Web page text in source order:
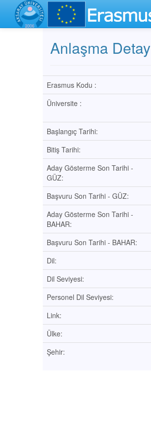
Anlaşma Detay
Erasmus Kodu :
Üniversite :
Başlangıç Tarihi:
Bitiş Tarihi:
Aday Gösterme Son Tarihi -
GÜZ:
Başvuru Son Tarihi - GÜZ:
Aday Gösterme Son Tarihi -
BAHAR:
Başvuru Son Tarihi - BAHAR:
Dil:
Dil Seviyesi:
Personel Dil Seviyesi:
Link:
Ülke:
Şehir: